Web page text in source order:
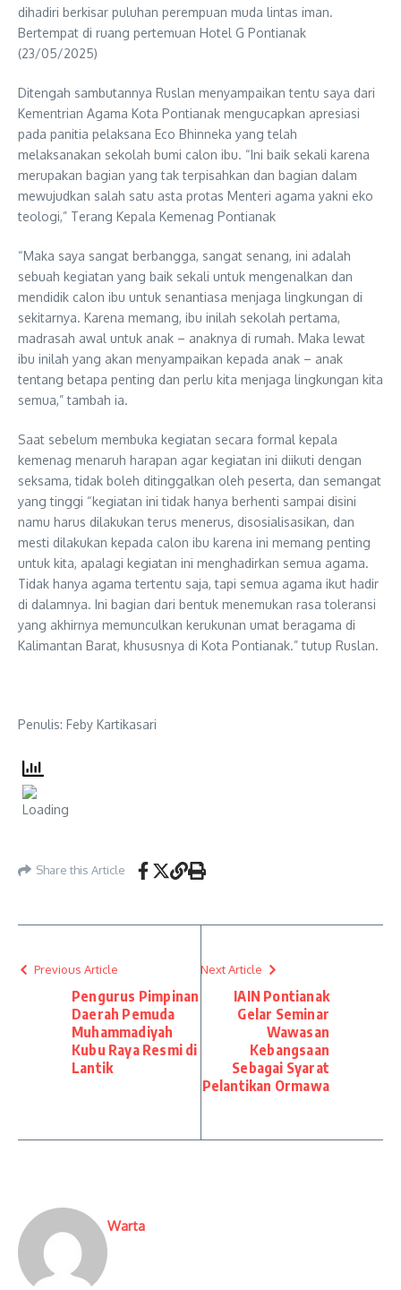
dihadiri berkisar puluhan perempuan muda lintas iman.
Bertempat di ruang pertemuan Hotel G Pontianak
(23/05/2025)
Ditengah sambutannya Ruslan menyampaikan tentu saya dari
Kementrian Agama Kota Pontianak mengucapkan apresiasi
pada panitia pelaksana Eco Bhinneka yang telah
melaksanakan sekolah bumi calon ibu. “Ini baik sekali karena
merupakan bagian yang tak terpisahkan dan bagian dalam
mewujudkan salah satu asta protas Menteri agama yakni eko
teologi,” Terang Kepala Kemenag Pontianak
“Maka saya sangat berbangga, sangat senang, ini adalah
sebuah kegiatan yang baik sekali untuk mengenalkan dan
mendidik calon ibu untuk senantiasa menjaga lingkungan di
sekitarnya. Karena memang, ibu inilah sekolah pertama,
madrasah awal untuk anak – anaknya di rumah. Maka lewat
ibu inilah yang akan menyampaikan kepada anak – anak
tentang betapa penting dan perlu kita menjaga lingkungan kita
semua,” tambah ia.
Saat sebelum membuka kegiatan secara formal kepala
kemenag menaruh harapan agar kegiatan ini diikuti dengan
seksama, tidak boleh ditinggalkan oleh peserta, dan semangat
yang tinggi “kegiatan ini tidak hanya berhenti sampai disini
namu harus dilakukan terus menerus, disosialisasikan, dan
mesti dilakukan kepada calon ibu karena ini memang penting
untuk kita, apalagi kegiatan ini menghadirkan semua agama.
Tidak hanya agama tertentu saja, tapi semua agama ikut hadir
di dalamnya. Ini bagian dari bentuk menemukan rasa toleransi
yang akhirnya memunculkan kerukunan umat beragama di
Kalimantan Barat, khususnya di Kota Pontianak.” tutup Ruslan.
Penulis: Feby Kartikasari
Share this Article
Previous Article
Pengurus Pimpinan
Daerah Pemuda
Muhammadiyah
Kubu Raya Resmi di
Lantik
Next Article
IAIN Pontianak
Gelar Seminar
Wawasan
Kebangsaan
Sebagai Syarat
Pelantikan Ormawa
Warta